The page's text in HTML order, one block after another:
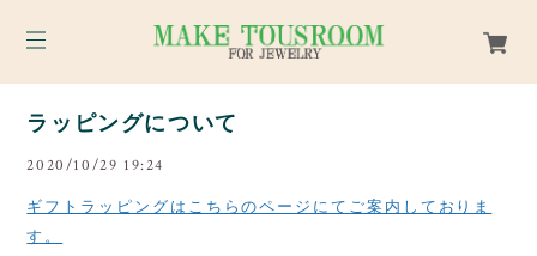
ラッピングについて
2020/10/29 19:24
ギフトラッピングはこちらのページにてご案内しておりま
す。